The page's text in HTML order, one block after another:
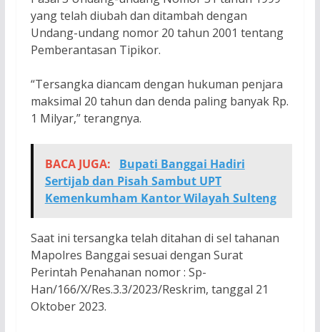
yang telah diubah dan ditambah dengan
Undang-undang nomor 20 tahun 2001 tentang
Pemberantasan Tipikor.
“Tersangka diancam dengan hukuman penjara
maksimal 20 tahun dan denda paling banyak Rp.
1 Milyar,” terangnya.
BACA JUGA:
Bupati Banggai Hadiri
Sertijab dan Pisah Sambut UPT
Kemenkumham Kantor Wilayah Sulteng
Saat ini tersangka telah ditahan di sel tahanan
Mapolres Banggai sesuai dengan Surat
Perintah Penahanan nomor : Sp-
Han/166/X/Res.3.3/2023/Reskrim, tanggal 21
Oktober 2023.